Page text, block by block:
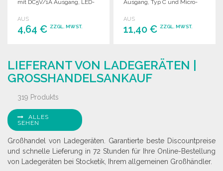
mit DC5V/1A Ausgang, LED-
AUS
4,64 € ZZGL. MWST.
Angebot anfordern
Ausgang, Typ C und Micro-
Geräte.
AUS
11,40 € ZZGL. MWST.
Angebot anfordern
LIEFERANT VON LADEGERÄTEN |
GROSSHANDELSANKAUF
319 Produkts
ALLES
SEHEN
Großhandel von Ladegeräten. Garantierte beste Discountpreise
und schnelle Lieferung in 72 Stunden für Ihre Online-Bestellung
von Ladegeräten bei Stocketik, Ihrem allgemeinen Großhändler.